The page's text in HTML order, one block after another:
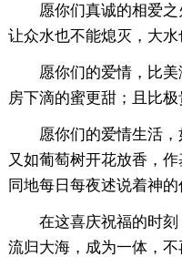
愿你们真诚的相爱
让众水也不能熄灭，大水
愿你们的爱情，比
房下滴的蜜更甜；且比极
愿你们的爱情生活
又如葡萄树开花放香，
同地每日每夜述说着神的
在这喜庆祝福的时
流归大海，成为一体，